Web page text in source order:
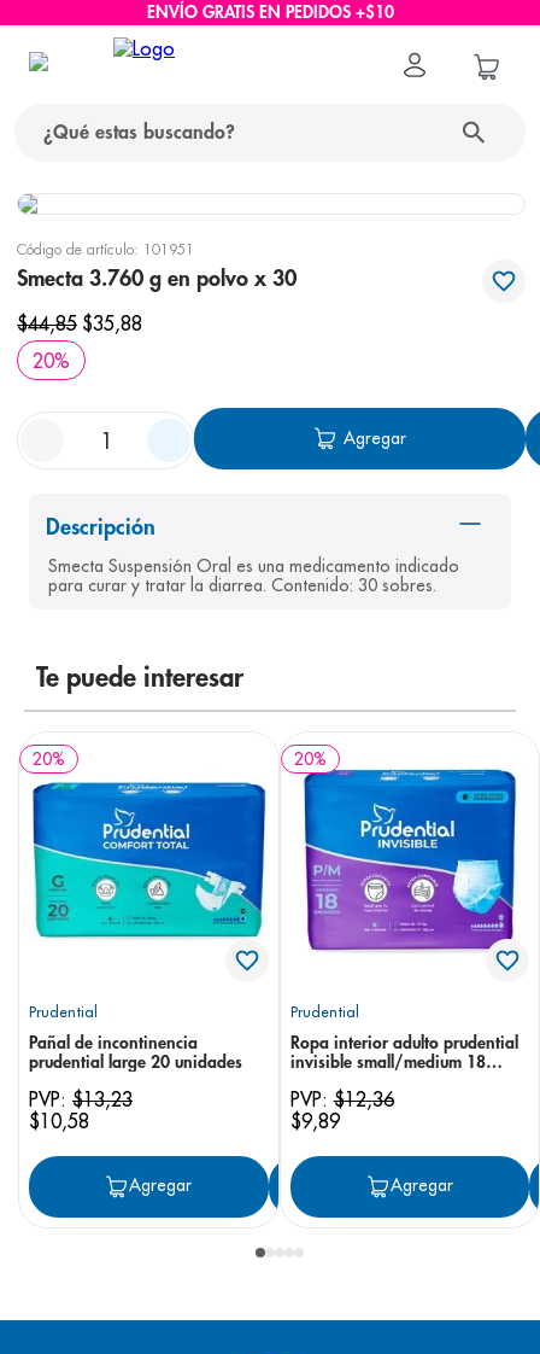
ENVÍO GRATIS EN PEDIDOS +$10
Código de artículo: 101951
Smecta 3.760 g en polvo x 30
$44,85 $35,88
20%
Agregar
Descripción
Smecta Suspensión Oral es una medicamento indicado
para curar y tratar la diarrea. Contenido: 30 sobres.
Te puede interesar
20%
Prudential
Pañal de incontinencia
prudential large 20 unidades
PVP: $13,23
$10,58
Agregar Agregar
20%
Prudential
Ropa interior adulto prudential
invisible small/medium 18
PVP:$12,36
$9,89
Agregar
términos más buscados
1. protector solar
2. pañales
3. eucerin
nivea
7. shampoo
8. pediasure